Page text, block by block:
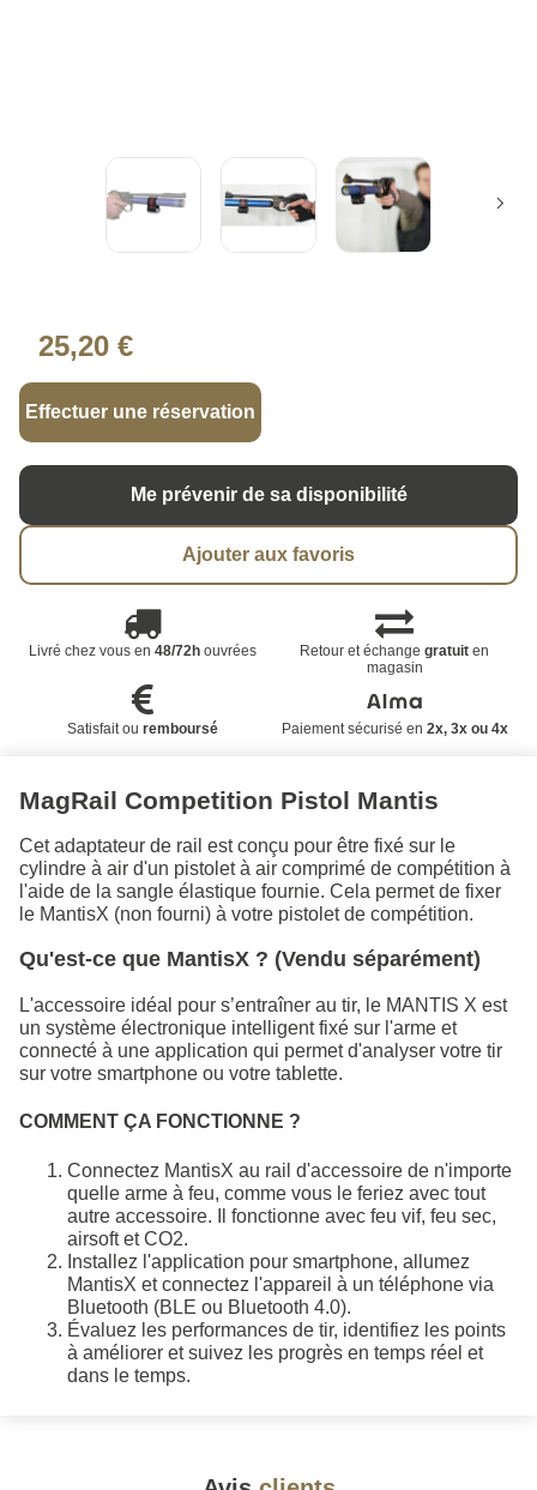
25,20 €
Effectuer une réservation
Me prévenir de sa disponibilité
Ajouter aux favoris
Livré chez vous en 48/72houvrées Retour et échangegratuit en
magasin
Satisfait ou remboursé Paiement sécurisé en 2x, 3x ou 4x
MagRail Competition Pistol Mantis
Cet adaptateur de rail est conçu pour être fixé sur le
cylindre à air d'un pistolet à air comprimé de compétition à
l'aide de la sangle élastique fournie. Cela permet de fixer
le MantisX (non fourni) à votre pistolet de compétition.
Qu'est-ce que MantisX ? (Vendu séparément)
L'accessoire idéal pour s’entraîner au tir, le MANTIS X est
un système électronique intelligent fixé sur l'arme et
connecté à une application qui permet d'analyser votre tir
sur votre smartphone ou votre tablette.
COMMENT ÇA FONCTIONNE ?
Connectez MantisX au rail d'accessoire de n'importe
quelle arme à feu, comme vous le feriez avec tout
autre accessoire. Il fonctionne avec feu vif, feu sec,
airsoft et CO2.
Installez l'application pour smartphone, allumez
MantisX et connectez l'appareil à un téléphone via
Bluetooth (BLE ou Bluetooth 4.0).
Évaluez les performances de tir, identifiez les points
à améliorer et suivez les progrès en temps réel et
dans le temps.